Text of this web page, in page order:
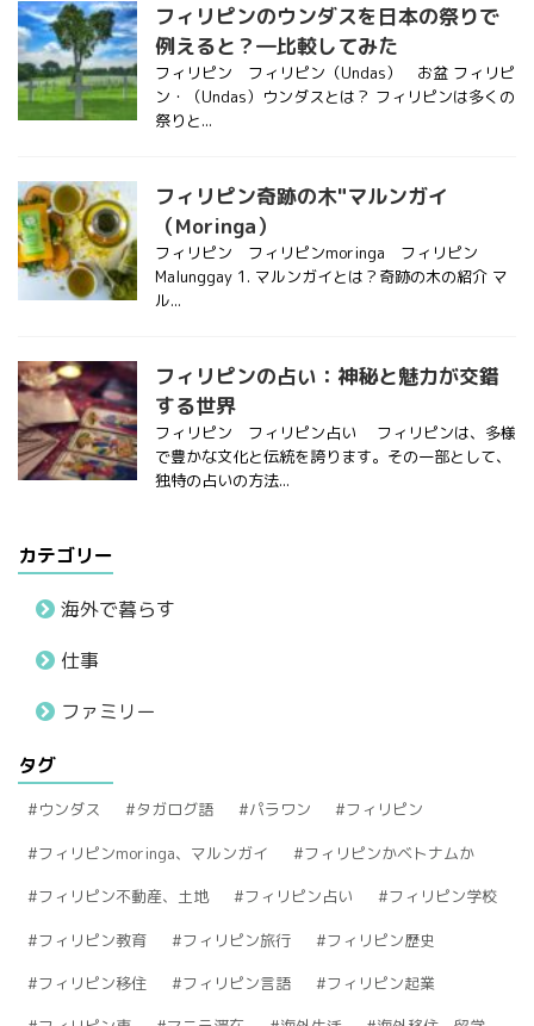
フィリピンのウンダスを日本の祭りで
例えると？―比較してみた
フィリピン フィリピン（Undas） お盆 フィリピ
ン・（Undas）ウンダスとは？ フィリピンは多くの
祭りと...
フィリピン奇跡の木"マルンガイ
（Moringa）
フィリピン フィリピンmoringa フィリピン
Malunggay 1. マルンガイとは？奇跡の木の紹介 マ
ル...
フィリピンの占い：神秘と魅力が交錯
する世界
フィリピン フィリピン占い フィリピンは、多様
で豊かな文化と伝統を誇ります。その一部として、
独特の占いの方法...
カテゴリー
海外で暮らす
仕事
ファミリー
タグ
ウンダス タガログ語 パラワン フィリピン
フィリピンmoringa、マルンガイ フィリピンかベトナムか
フィリピン不動産、土地 フィリピン占い フィリピン学校
フィリピン教育 フィリピン旅行 フィリピン歴史
フィリピン移住 フィリピン言語 フィリピン起業